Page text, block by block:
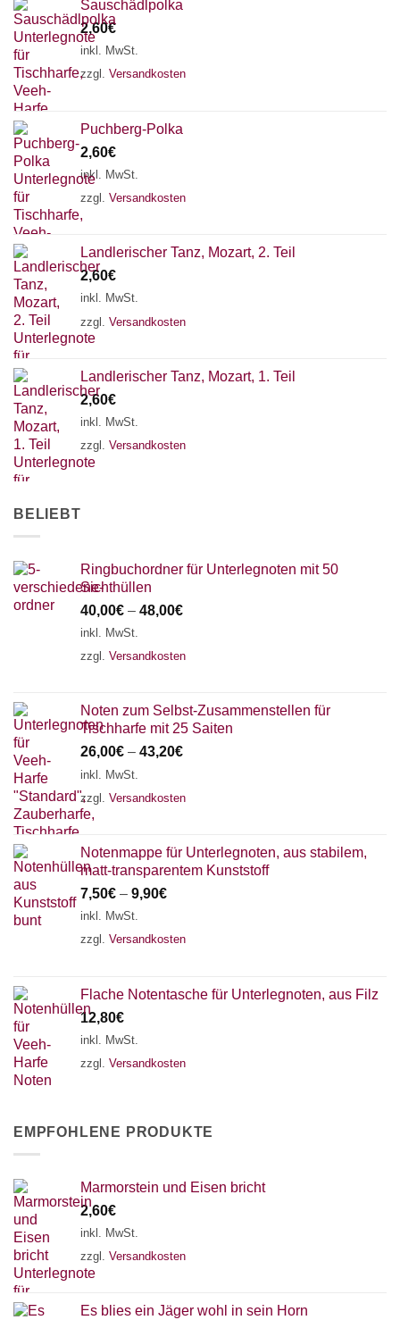
Sauschädlpolka
2,60€
inkl. MwSt.
zzgl. Versandkosten
Puchberg-Polka
2,60€
inkl. MwSt.
zzgl. Versandkosten
Landlerischer Tanz, Mozart, 2. Teil
2,60€
inkl. MwSt.
zzgl. Versandkosten
Landlerischer Tanz, Mozart, 1. Teil
2,60€
inkl. MwSt.
zzgl. Versandkosten
BELIEBT
Ringbuchordner für Unterlegnoten mit 50
Sichthüllen
40,00€ – 48,00€
inkl. MwSt.
zzgl. Versandkosten
Noten zum Selbst-Zusammenstellen für
Tischharfe mit 25 Saiten
26,00€ – 43,20€
inkl. MwSt.
zzgl. Versandkosten
Notenmappe für Unterlegnoten, aus stabilem,
matt-transparentem Kunststoff
7,50€ – 9,90€
inkl. MwSt.
zzgl. Versandkosten
Flache Notentasche für Unterlegnoten, aus Filz
12,80€
inkl. MwSt.
zzgl. Versandkosten
EMPFOHLENE PRODUKTE
Marmorstein und Eisen bricht
2,60€
inkl. MwSt.
zzgl. Versandkosten
Es blies ein Jäger wohl in sein Horn